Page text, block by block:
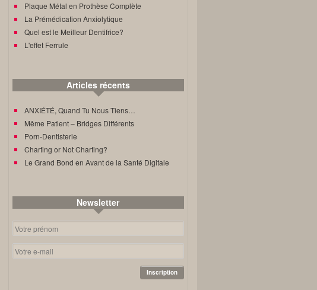
Plaque Métal en Prothèse Complète
La Prémédication Anxiolytique
Quel est le Meilleur Dentifrice?
L'effet Ferrule
Articles récents
ANXIÉTÉ, Quand Tu Nous Tiens…
Même Patient – Bridges Différents
Porn-Dentisterie
Charting or Not Charting?
Le Grand Bond en Avant de la Santé Digitale
Newsletter